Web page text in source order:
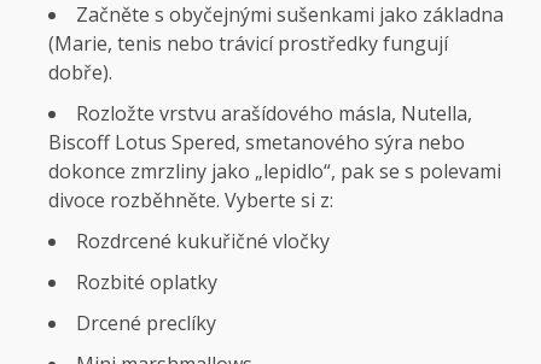
Začněte s obyčejnými sušenkami jako základna
(Marie, tenis nebo trávicí prostředky fungují
dobře).
Rozložte vrstvu arašídového másla, Nutella,
Biscoff Lotus Spered, smetanového sýra nebo
dokonce zmrzliny jako „lepidlo“, pak se s polevami
divoce rozběhněte. Vyberte si z:
Rozdrcené kukuřičné vločky
Rozbité oplatky
Drcené preclíky